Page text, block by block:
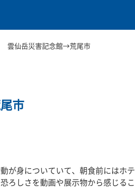
雲仙岳災害記念館→荒尾市
市
身についていて、朝食前にはホ
ろしさを動画や展示物から感じる